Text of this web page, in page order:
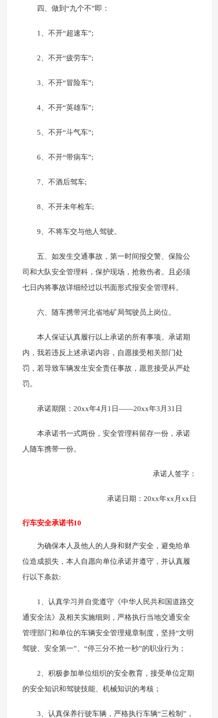
四、做到“九个不”即：
1、不开“超速车”;
2、不开“疲劳车”;
3、不开“冒险车”;
4、不开“英雄车”;
5、不开“斗气车”;
6、不开“带病车”;
7、不酒后驾车;
8、不开未年检车;
9、不将车交与他人驾驶。
五、如发生交通事故，第一时间报交警、保险公
司和大队安全管理科，保护现场，抢救伤者。且必须
七日内将事故详细经过以书面形式报安全管理科。
六、随车携带河北省地矿局驾驶员上岗位。
本人保证认真履行以上承诺的所有事项。承诺期
内，我若违反上述承诺内容，自愿接受相关部门处
罚，若导致车辆发生安全责任事故，愿意接受从严处
罚。
承诺期限：20xx年4月1日——20xx年3月31日
本承诺书一式两份，安全管理科留存一份，承诺
人随车携带一份。
承诺人签字：
承诺日期：20xx年xx月xx日
行车安全承诺书10
为确保本人及他人的人身和财产安全，避免给单
位造成损失，本人自愿向单位承诺并遵守，并认真履
行以下条款:
1、认真学习并自觉遵守《中华人民共和国道路交
通安全法》及相关实施细则，严格执行当地交通安全
管理部门和单位的车辆安全管理规章制度，坚持“文明
驾驶、安全第一”、“停三分不抢一秒”的职业行为；
2、积极参加单位组织的安全教育，接受单位定期
的安全知识和驾驶技能、机械知识的考核；
3、认真保养行驶车辆，严格执行车辆“三检制”，